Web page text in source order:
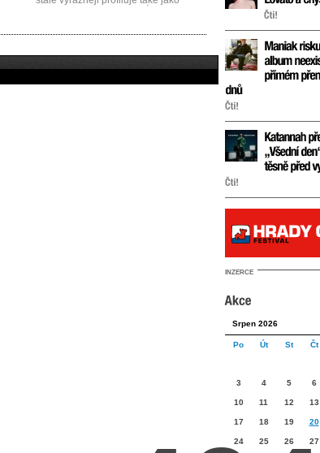
Burianem, který je jednou z klíčových
hudebníkem Jordanem Hajem. 25.
března Emma vydá debutové album
INZERCE
Srpen 2026
Po Út St Čt
3 4 5 6
10 11 12 13
17 18 19 20
24 25 26 27